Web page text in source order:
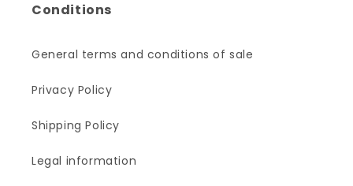
Conditions
General terms and conditions of sale
Privacy Policy
Shipping Policy
Legal information